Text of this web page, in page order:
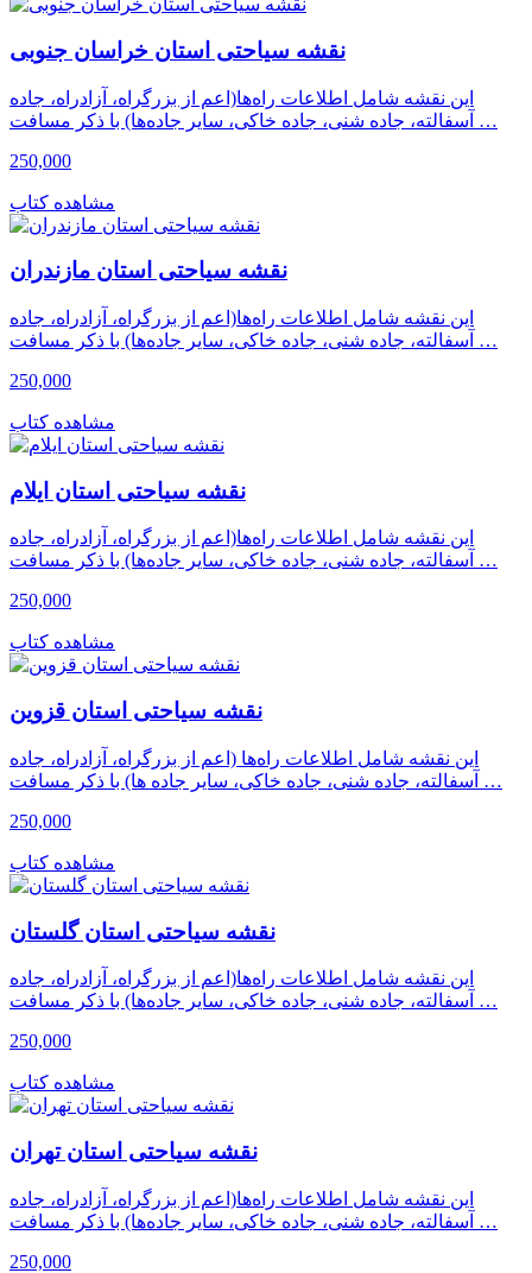
نقشه سیاحتی استان خراسان جنوبی
این نقشه شامل اطلاعات راه‌ها(اعم از بزرگراه، آزادراه، جاده
آسفالته، جاده شنی، جاده خاکی، سایر جاده‌ها) با ذکر مسافت …
250,000
مشاهده کتاب
نقشه سیاحتی استان مازندران
این نقشه شامل اطلاعات راه‌ها(اعم از بزرگراه، آزادراه، جاده
آسفالته، جاده شنی، جاده خاکی، سایر جاده‌ها) با ذکر مسافت …
250,000
مشاهده کتاب
نقشه سیاحتی استان ایلام
این نقشه شامل اطلاعات راه‌ها(اعم از بزرگراه، آزادراه، جاده
آسفالته، جاده شنی، جاده خاکی، سایر جاده‌ها) با ذکر مسافت …
250,000
مشاهده کتاب
نقشه سیاحتی استان قزوین
این نقشه شامل اطلاعات راه‌ها (اعم از بزرگراه، آزادراه، جاده
آسفالته، جاده شنی، جاده خاکی، سایر جاده ها) با ذکر مسافت …
250,000
مشاهده کتاب
نقشه سیاحتی استان گلستان
این نقشه شامل اطلاعات راه‌ها(اعم از بزرگراه، آزادراه، جاده
آسفالته، جاده شنی، جاده خاکی، سایر جاده‌ها) با ذکر مسافت …
250,000
مشاهده کتاب
نقشه سیاحتی استان تهران
این نقشه شامل اطلاعات راه‌ها(اعم از بزرگراه، آزادراه، جاده
آسفالته، جاده شنی، جاده خاکی، سایر جاده‌ها) با ذکر مسافت …
250,000